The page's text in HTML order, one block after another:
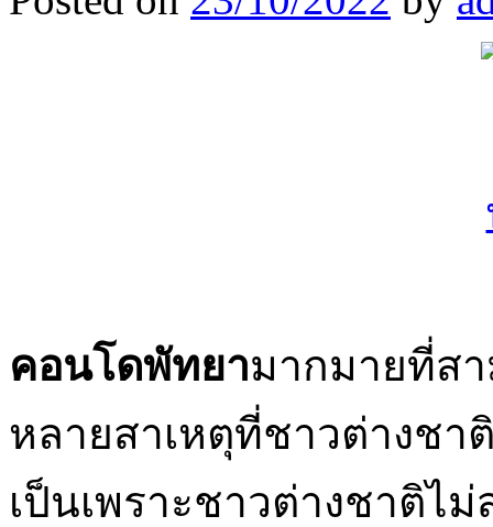
คอนโดพัทยามากมายที่ส
หลายสาเหตุที่ชาวต่างช
เป็นเพราะชาวต่างชาติไ